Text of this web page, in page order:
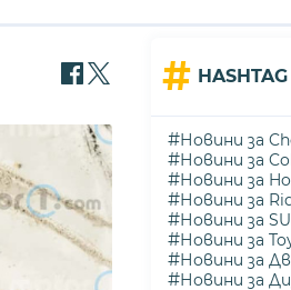
# HASHTAG
#Новини за
#Новини за
#Новини за
#Новини за
#Новини за
#Новини за
#Новини за
#Новини за